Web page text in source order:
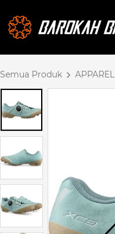
Semua Produk APPAREL